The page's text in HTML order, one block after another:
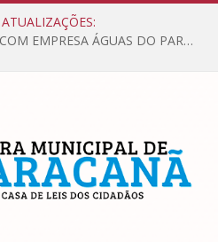
VEREADORES SE REUNÉM COM EMPRESA ÁGUAS DO PARÁ, PARA APRESENTAR REIVINDICAÇÕES E MELHORIAS NA QUALIDADE DOS SERVIÇOS OFERECIDOS Á POPULAÇÃO.